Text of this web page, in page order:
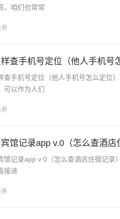
，咱们也常常
界
查手机号定位（他人手机号
查手机号定位（他人手机号怎么定位
可以作为人们
界
馆记录app v.0（怎么查酒店
馆记录app v 0（怎么查酒店住宿记录
接进
界